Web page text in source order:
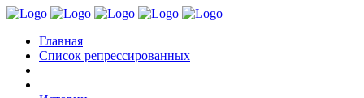
Главная
Список репрессированных